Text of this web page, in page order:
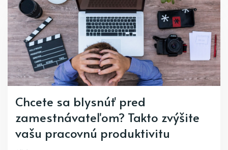
Chcete sa blysnúť pred
zamestnávateľom? Takto zvýšite
vašu pracovnú produktivitu